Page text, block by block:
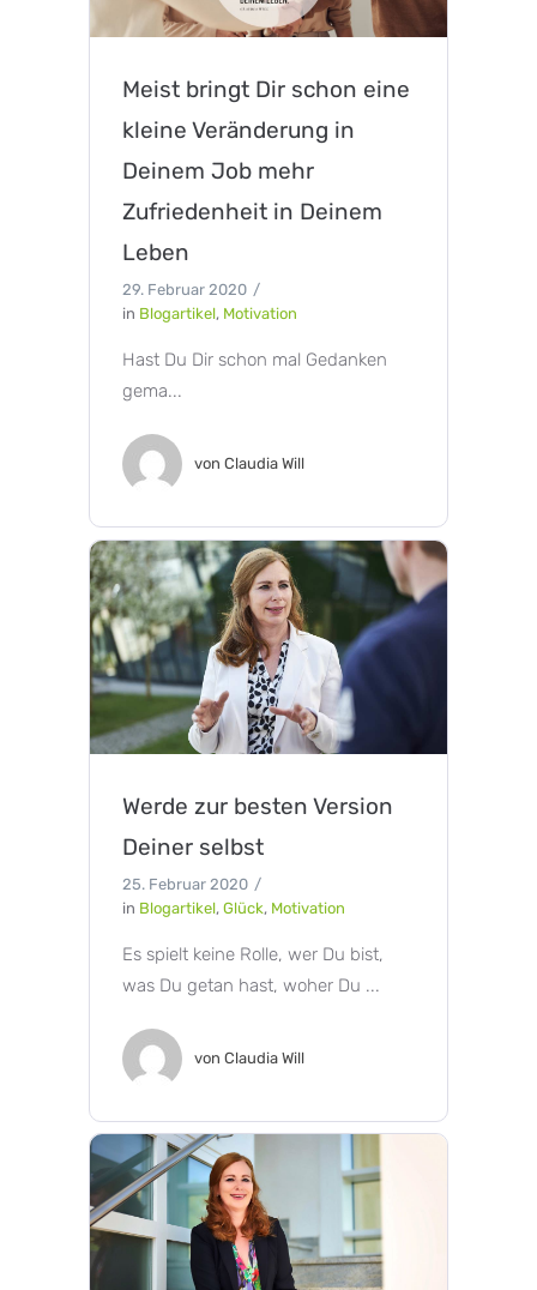
Meist bringt Dir schon eine
kleine Veränderung in
Deinem Job mehr
Zufriedenheit in Deinem
Leben
29. Februar 2020
in Blogartikel, Motivation
Hast Du Dir schon mal Gedanken
gema...
von Claudia Will
Werde zur besten Version
Deiner selbst
25. Februar 2020
in Blogartikel, Glück, Motivation
Es spielt keine Rolle, wer Du bist,
was Du getan hast, woher Du ...
von Claudia Will